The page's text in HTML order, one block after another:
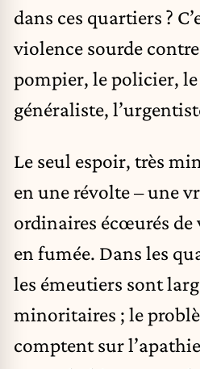
dans ces quartiers ?
violence sourde
pompier, le policier,
généraliste,
Le seul espoir, très
en une révolte – une
ordinaires écœurés
en fumée. Dans les
les émeutiers sont
minoritaires ; le
comptent sur